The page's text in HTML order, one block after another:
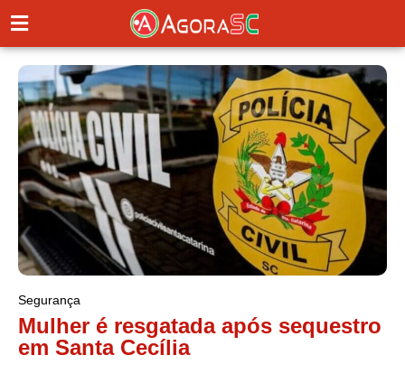
Segurança
Mulher é resgatada após sequestro
em Santa Cecília